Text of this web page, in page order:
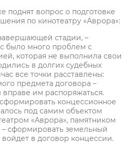
поднят вопрос о подготовке
по кинотеатру «Аврора»:
стадии, –
было много проблем с
которая не выполнила свои
в долгих судебных
все точки расставлены:
предмета договора –
им распоряжаться.
концессионное
под самим объектом
«Аврора», памятником
– сформировать земельный
в договор концессии.